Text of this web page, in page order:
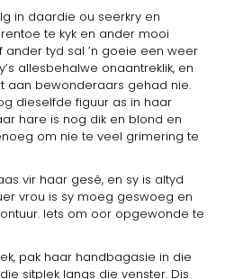
in daardie ou seer­kry en
te kyk en ander mooi
ander tyd sal ’n goeie een weer
allesbehalwe onaantreklik, en
aan bewonderaars gehad nie.
dieselfde figuur as in haar
hare is nog dik en blond en
om nie te veel grimering te
vir haar gesê, en sy is altyd
vrou is sy moeg geswoeg en
Iets om oor opgewonde te
pak haar hand­bagasie in die
sitplek langs die venster. Dis